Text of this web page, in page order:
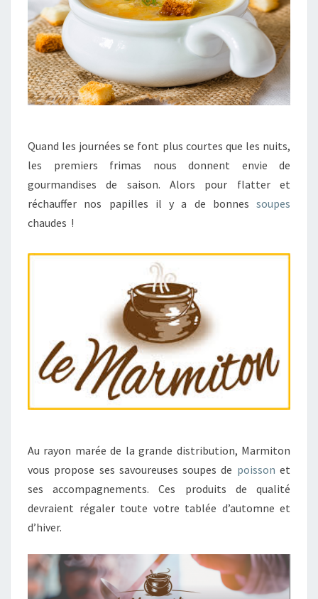
V
O
E
U
S
O
E
D
E
P
O
I
S
S
O
N
!
Quand les journées se font plus courtes que les nuits,
les premiers frimas nous donnent envie de
gourmandises de saison. Alors pour flatter et
réchauffer nos papilles il y a de bonnes soupes
chaudes !
Au rayon marée de la grande distribution, Marmiton
vous propose ses savoureuses soupes de poisson et
ses accompagnements. Ces produits de qualité
devraient régaler toute votre tablée d’automne et
d’hiver.